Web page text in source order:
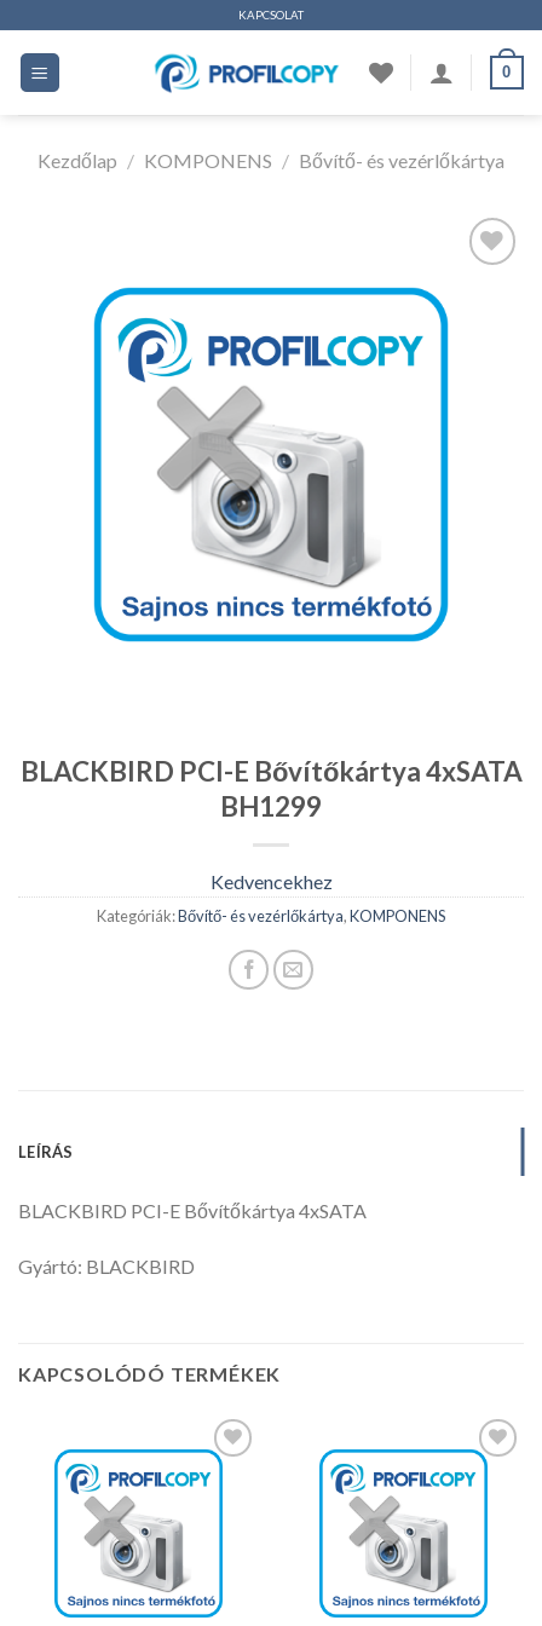
tartalomhoz
KAPCSOLAT
0
Kezdőlap / KOMPONENS / Bővítő- és vezérlőkártya
Kedvencekhez
BLACKBIRD PCI-E Bővítőkártya 4xSATA
BH1299
Kedvencekhez
Kategóriák:Bővítő- és vezérlőkártya,KOMPONENS
LEÍRÁS
BLACKBIRD PCI-E Bővítőkártya 4xSATA
Gyártó: BLACKBIRD
KAPCSOLÓDÓ TERMÉKEK
Kedvencekhez Kedvencekhez